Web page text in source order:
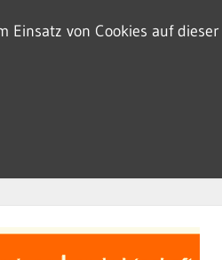
von Cookies auf